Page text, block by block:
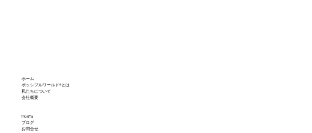
の未来のリーダーたちから学ぶこと
ホーム
ポッシブルワールド®とは
私たちについて
会社概要
HosPa
ブログ
お問合せ